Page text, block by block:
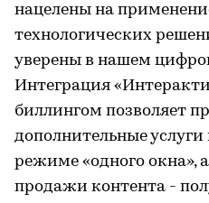
нацелены на
технологических
уверены в нашем
Интеграция
биллингом позволяет
дополнительные
режиме «одного окна»,
продажи контента -